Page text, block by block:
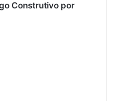
Construtivo por